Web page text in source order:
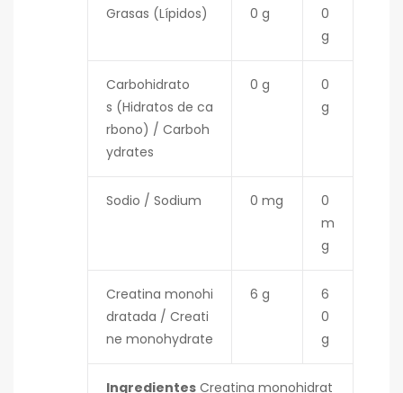
Grasas (Lípidos) 0 g
0
g
Carbohidrato
s (Hidratos de ca
rbono) / Carboh
ydrates
0 g
0
g
Sodio / Sodium 0 mg
0
m
g
Creatina monohi
dratada / Creati
ne monohydrate
6 g
6
0
g
IngredientesCreatina monohidrat